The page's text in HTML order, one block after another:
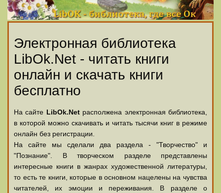
Электронная библиотека
LibOk.Net - читать книги
онлайн и скачать книги
бесплатно
На сайте LibOk.Netрасполжена электронная библиотека,
в которой можно скачивать и читать тысячи книг в режиме
онлайн без регистрации.
На сайте мы сделали два раздела - "Творчество" и
"Познание". В творческом разделе представлены
интересные книги в жанрах художественной литературы,
то есть те книги, которые в основном нацелены на чувства
читателей, их эмоции и переживания. В разделе о